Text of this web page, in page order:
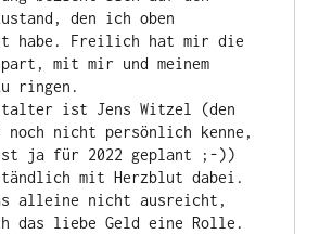
den ich oben
habe. Freilich hat mir die
mit mir und meinem
ringen.
ist Jens Witzel (den
nicht persönlich kenne,
ja für 2022 geplant ;-))
mit Herzblut dabei.
alleine nicht ausreicht,